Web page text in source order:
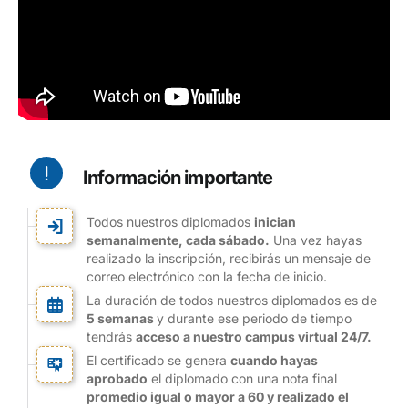
Información importante
Todos nuestros diplomados inician
semanalmente, cada sábado. Una vez hayas
realizado la inscripción, recibirás un mensaje de
correo electrónico con la fecha de inicio.
La duración de todos nuestros diplomados es de
5 semanasy durante ese periodo de tiempo
tendrás acceso a nuestro campus virtual 24/7.
El certificado se genera cuando hayas
aprobado el diplomado con una nota final
promedio igual o mayor a 60 y realizado el